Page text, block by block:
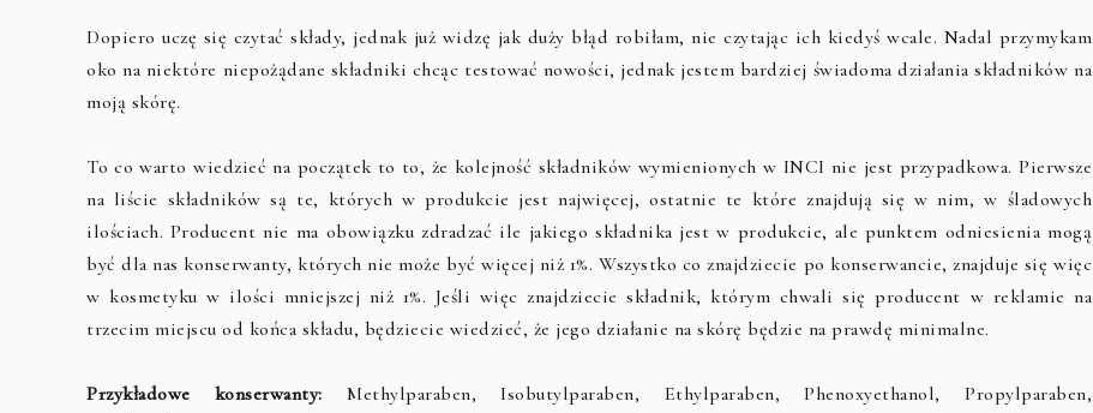
Dopiero uczę się czytać składy, jednak już widzę jak duży błąd robiłam, nie czytając ich kiedyś wcale. Nadal przymykam
oko na niektóre niepożądane składniki chcąc testować nowości, jednak jestem bardziej świadoma działania składników na
moją skórę.
To co warto wiedzieć na początek to to, że kolejność składników wymienionych w INCI nie jest przypadkowa. Pierwsze
na liście składników są te, których w produkcie jest najwięcej, ostatnie te które znajdują się w nim, w śladowych
ilościach. Producent nie ma obowiązku zdradzać ile jakiego składnika jest w produkcie, ale punktem odniesienia mogą
być dla nas konserwanty, których nie może być więcej niż 1%. Wszystko co znajdziecie po konserwancie, znajduje się więc
w kosmetyku w ilości mniejszej niż 1%. Jeśli więc znajdziecie składnik, którym chwali się producent w reklamie na
trzecim miejscu od końca składu, będziecie wiedzieć, że jego działanie na skórę będzie na prawdę minimalne.
Przykładowe konserwanty: Methylparaben, Isobutylparaben, Ethylparaben, Phenoxyethanol, Propylparaben,